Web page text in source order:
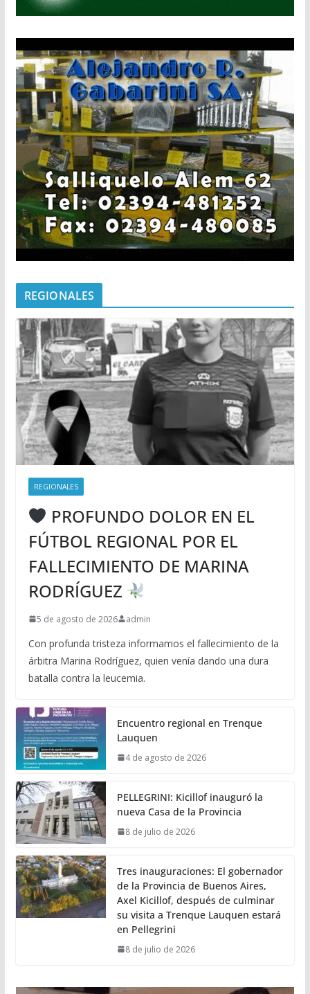
REGIONALES
REGIONALES
PROFUNDO DOLOR EN EL
FÚTBOL REGIONAL POR EL
FALLECIMIENTO DE MARINA
RODRÍGUEZ
5 de agosto de 2026 admin
Con profunda tristeza informamos el fallecimiento de la
árbitra Marina Rodríguez, quien venía dando una dura
batalla contra la leucemia.
Encuentro regional en Trenque
Lauquen
4 de agosto de 2026
PELLEGRINI: Kicillof inauguró la
nueva Casa de la Provincia
8 de julio de 2026
Tres inauguraciones: El gobernador
de la Provincia de Buenos Aires,
Axel Kicillof, después de culminar
su visita a Trenque Lauquen estará
en Pellegrini
8 de julio de 2026